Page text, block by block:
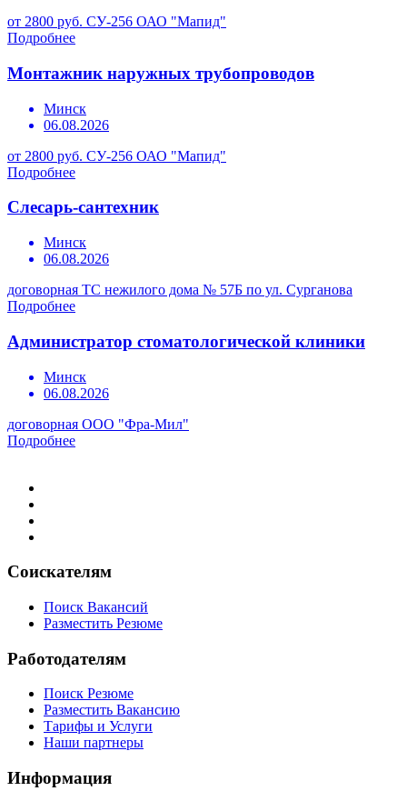
от 2800 руб. СУ-256 ОАО "Мапид"
Подробнее
Монтажник наружных трубопроводов
Минск
06.08.2026
от 2800 руб. СУ-256 ОАО "Мапид"
Подробнее
Слесарь-сантехник
Минск
06.08.2026
договорная ТС нежилого дома № 57Б по ул. Сурганова
Подробнее
Администратор стоматологической клиники
Минск
06.08.2026
договорная ООО "Фра-Мил"
Подробнее
Соискателям
Поиск Вакансий
Разместить Резюме
Работодателям
Поиск Резюме
Разместить Вакансию
Тарифы и Услуги
Наши партнеры
Информация